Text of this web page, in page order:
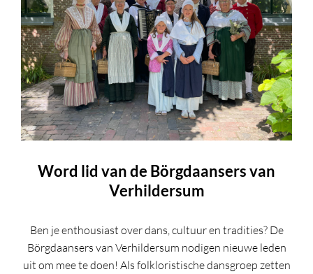
Word lid van de Börgdaansers van
Verhildersum
Ben je enthousiast over dans, cultuur en tradities? De
Börgdaansers van Verhildersum nodigen nieuwe leden
uit om mee te doen! Als folkloristische dansgroep zetten